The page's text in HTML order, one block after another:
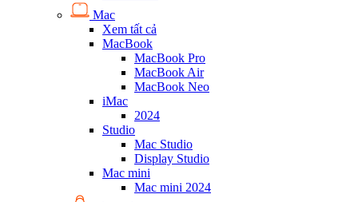
Mac
Xem tất cả
MacBook
MacBook Pro
MacBook Air
MacBook Neo
iMac
2024
Studio
Mac Studio
Display Studio
Mac mini
Mac mini 2024